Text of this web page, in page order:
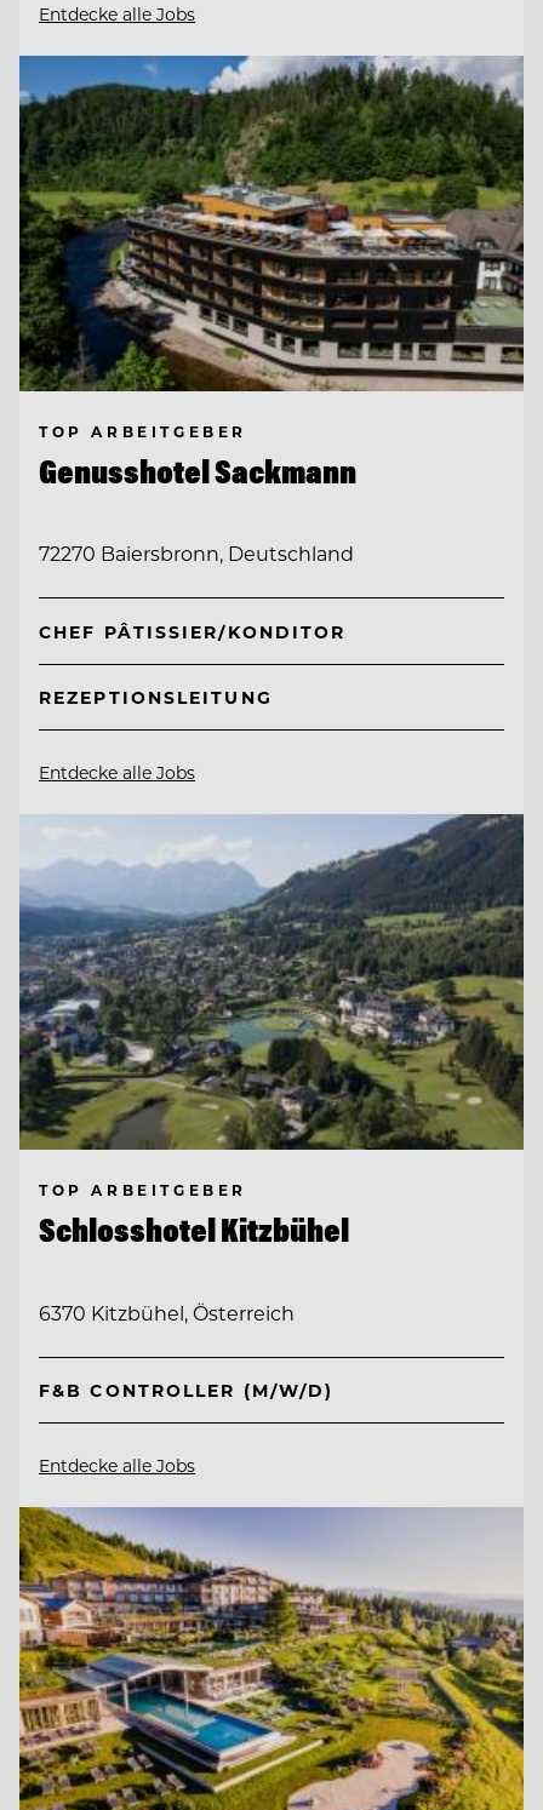
Entdecke alle Jobs
TOP ARBEITGEBER
Genusshotel Sackmann
72270 Baiersbronn, Deutschland
CHEF PÂTISSIER/KONDITOR
REZEPTIONSLEITUNG
Entdecke alle Jobs
TOP ARBEITGEBER
Schlosshotel Kitzbühel
6370 Kitzbühel, Österreich
F&B CONTROLLER (M/W/D)
Entdecke alle Jobs